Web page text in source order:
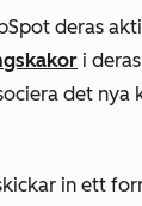
deras
i
det
in ett